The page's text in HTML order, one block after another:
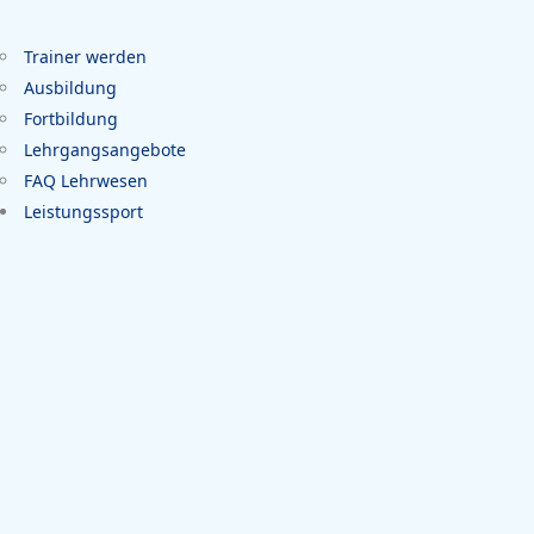
Trainer werden
Ausbildung
Fortbildung
Lehrgangsangebote
FAQ Lehrwesen
Leistungssport